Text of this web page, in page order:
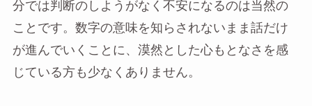
分では判断のしようがなく不安になるのは当然の
ことです。数字の意味を知らされないまま話だけ
が進んでいくことに、漠然とした心もとなさを感
じている方も少なくありません。